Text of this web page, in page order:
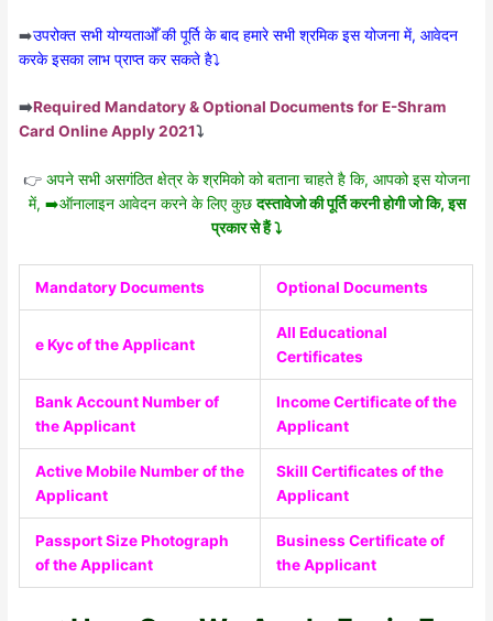
➡️उपरोक्त सभी योग्यताओँ की पूर्ति के बाद हमारे सभी श्रमिक इस योजना में, आवेदन
करके इसका लाभ प्राप्त कर सकते है⤵️
➡️Required Mandatory & Optional Documents for E-Shram
Card Online Apply 2021⤵️
👉 अपने सभी असगंठित क्षेत्र के श्रमिको को बताना चाहते है कि, आपको इस योजना
में, ➡️ऑनालाइन आवेदन करने के लिए कुछदस्तावेजो की पूर्ति करनी होगी जो कि, इस
प्रकार से हैं ⤵️
Mandatory Documents Optional Documents
e Kyc of the Applicant
All Educational
Certificates
Bank Account Number of
the Applicant
Income Certificate of the
Applicant
Active Mobile Number of the
Applicant
Skill Certificates of the
Applicant
Passport Size Photograph
of the Applicant
Business Certificate of
the Applicant